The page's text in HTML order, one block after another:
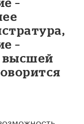
–
высшей